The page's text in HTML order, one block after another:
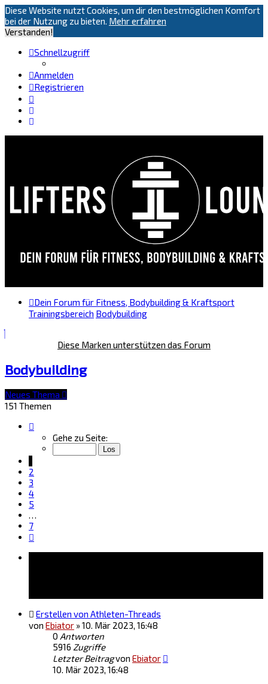
Diese Website nutzt Cookies, um dir den bestmöglichen Komfort
bei der Nutzung zu bieten. Mehr erfahren
Verstanden!
Schnellzugriff
Anmelden
Registrieren
Dein Forum für Fitness, Bodybuilding & Kraftsport
Trainingsbereich Bodybuilding
Diese Marken unterstützen das Forum
Bodybuilding
Neues Thema
151 Themen
von
Gehe zu Seite:
2
3
4
5
…
7
Erstellen von Athleten-Threads
von Ebiator »10. Mär 2023, 16:48
0 Antworten
5916 Zugriffe
Letzter Beitragvon Ebiator
10. Mär 2023, 16:48